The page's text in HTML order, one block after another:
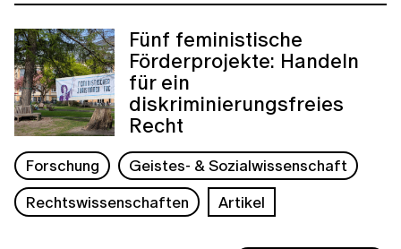
Fünf feministische
Förderprojekte: Handeln
für ein
diskriminierungsfreies
Recht
Forschung
Geistes- & Sozialwissenschaft
Rechtswissenschaften
Artikel